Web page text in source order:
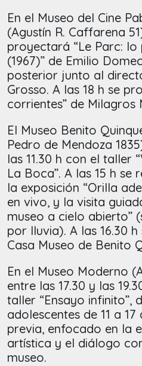
En el Museo del Cine
(Agustín R. Caffarena
proyectará “Le Parc:
(1967)” de Emilio
posterior junto al
Grosso. A las 18 h se
corrientes” de Milagros
El Museo Benito
Pedro de Mendoza
las 11.30 h con el taller
La Boca”. A las 15 h se
la exposición “Orilla
en vivo, y la visita
museo a cielo abierto”
por lluvia). A las 16.30
Casa Museo de Benito
En el Museo Moderno
entre las 17.30 y las
taller “Ensayo infinito”,
adolescentes de 11 a
previa, enfocado en la
artística y el diálogo
museo.